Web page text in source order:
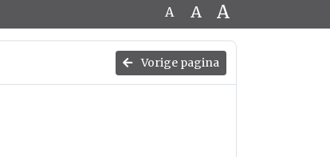
A A A
Vorige pagina